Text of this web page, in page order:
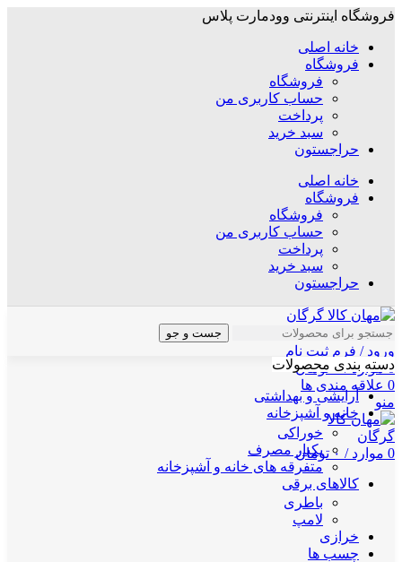
فروشگاه اینترنتی وودمارت پلاس
خانه اصلی
فروشگاه
فروشگاه
حساب کاربری من
پرداخت
سبد خرید
حراجستون
خانه اصلی
فروشگاه
فروشگاه
حساب کاربری من
پرداخت
سبد خرید
حراجستون
جست و جو
ورود / فرم ثبت نام
0 موارد / ۰ تومان
0 علاقه مندی ها
منو
0 موارد / ۰ تومان
دسته بندی محصولات
آرایشی و بهداشتی
خانه و آشپزخانه
خوراکی
یکبار مصرف
متفرقه های خانه و آشپزخانه
کالاهای برقی
باطری
لامپ
خرازی
چسب ها